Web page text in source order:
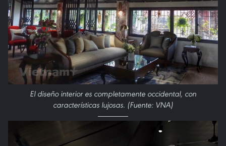
El diseño interior es completamente occidental, con
características lujosas. (Fuente: VNA)